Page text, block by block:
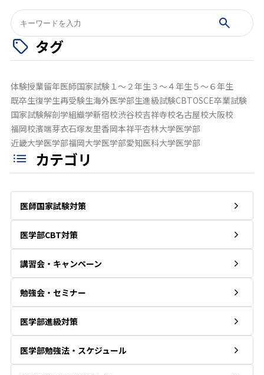
検
索:
タグ
体験授業留年医師国家試験１～２年生３～４年生５～６年生
既卒生復学生再受験生海外医学部生進級試験CBTOSCE卒業試験
国家試験解剖学組織学新宿校渋谷校吉祥寺校名古屋校大阪校
福岡校濱端芽衣石塚友里香岡本祥平杏林大学医学部
近畿大学医学部福岡大学医学部愛知医科大学医学部
カテゴリ
医師国家試験対策
医学部CBT対策
講習会・キャンペーン
勉強会・セミナー
医学部進級対策
医学部勉強法・スケジュール